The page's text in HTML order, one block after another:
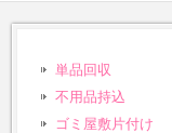
単品回収
不用品持込
ゴミ屋敷片付け